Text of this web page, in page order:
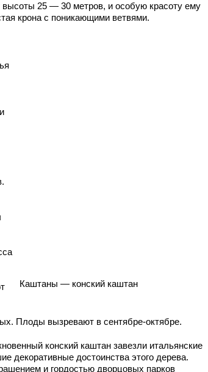
высоты 25 — 30 метров, и особую красоту ему
крона с поникающими ветвями.
Каштаны — конский каштан
Плоды вызревают в сентябре-октябре.
конский каштан завезли итальянские
декоративные достоинства этого дерева.
и гордостью дворцовых парков